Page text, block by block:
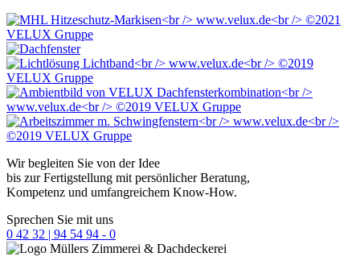
Wir begleiten Sie von der Idee
bis zur Fertigstellung mit persönlicher Beratung,
Kompetenz und umfangreichem Know-How.
Sprechen Sie mit uns
0 42 32 | 94 54 94 - 0